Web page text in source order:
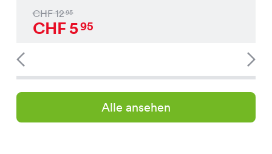
CHF1295
CHF595
Alle ansehen